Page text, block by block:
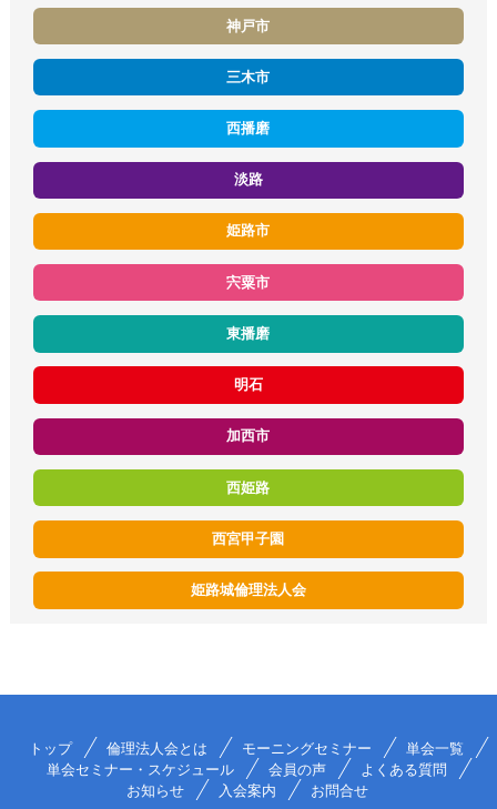
神戸市
三木市
西播磨
淡路
姫路市
宍粟市
東播磨
明石
加西市
西姫路
西宮甲子園
姫路城倫理法人会
トップ 倫理法人会とは モーニングセミナー
単会一覧
単会セミナー・スケジュール
会員の声
よくある質問
お知らせ
入会案内 お問合せ